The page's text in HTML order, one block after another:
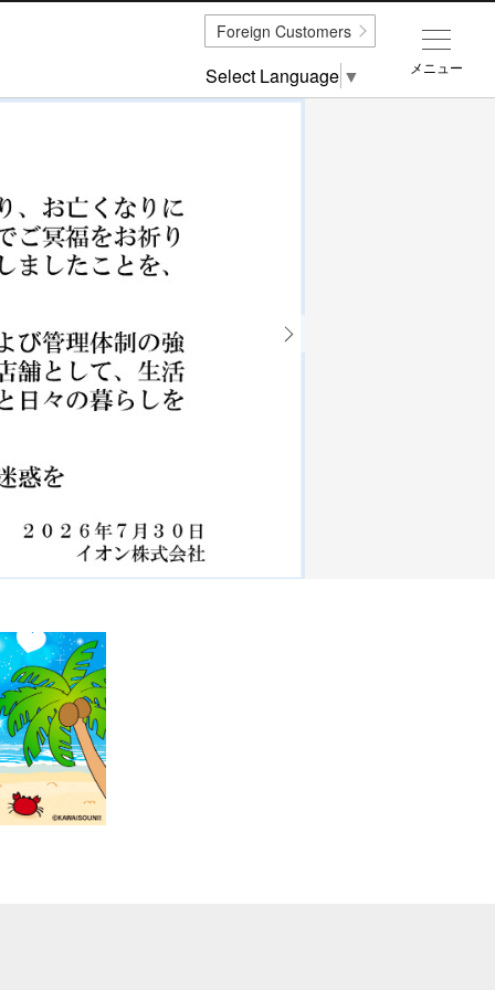
メニュー
Foreign Customers
Select Language ▼